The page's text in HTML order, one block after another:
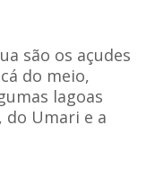
são os açudes
do meio,
lagoas
do Umari e a